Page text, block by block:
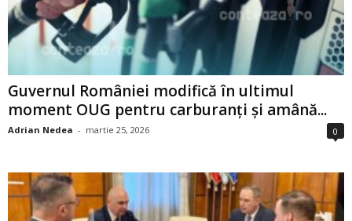
Guvernul României modifică în ultimul
moment OUG pentru carburanți și amână...
Adrian Nedea - martie 25, 2026 0